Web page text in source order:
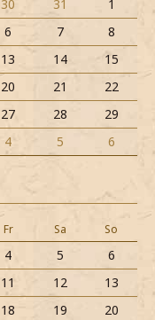
30 31
1
6 7
8
13 14
15
20 21
22
27 28
29
4 5 6
Fr Sa So
4 5
6
11 12
13
18 19
20